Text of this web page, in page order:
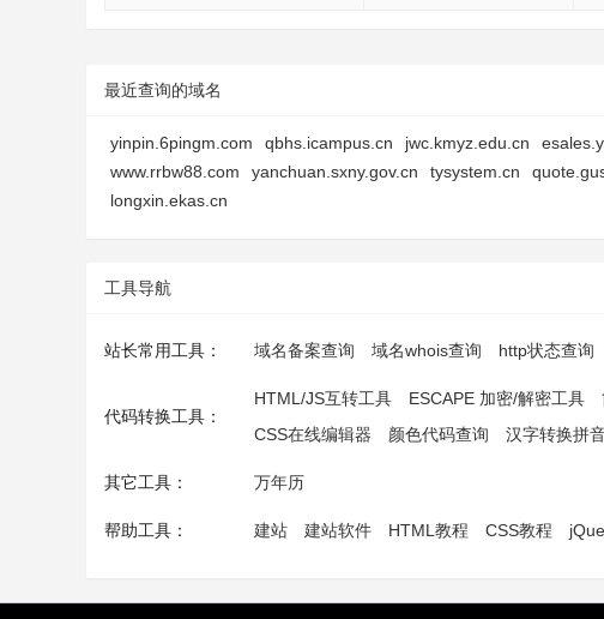
最近查询的域名
yinpin.6pingm.com qbhs.icampus.cn jwc.kmyz.edu.cn
www.rrbw88.com
yanchuan.sxny.gov.cn tysystem.cn
longxin.ekas.cn
工具导航
站长常用工具： 域名备案查询 域名whois查询 http状态查询
代码转换工具：
HTML/JS互转工具 ESCAPE 加密/解密工具
CSS在线编辑器
颜色代码查询 汉字转换拼
其它工具： 万年历
帮助工具： 建站 建站软件 HTML教程 CSS教程